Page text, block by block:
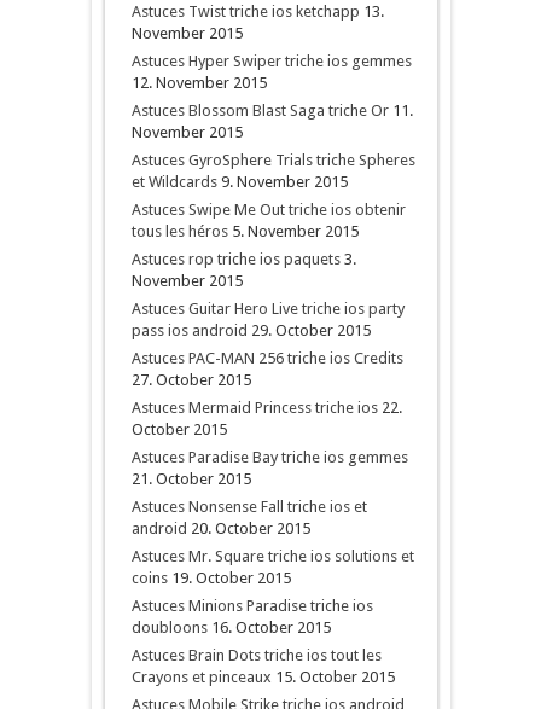
Astuces Twist triche ios ketchapp 13.
November 2015
Astuces Hyper Swiper triche ios gemmes
12. November 2015
Astuces Blossom Blast Saga triche Or 11.
November 2015
Astuces GyroSphere Trials triche Spheres
et Wildcards 9. November 2015
Astuces Swipe Me Out triche ios obtenir
tous les héros 5. November 2015
Astuces rop triche ios paquets 3.
November 2015
Astuces Guitar Hero Live triche ios party
pass ios android 29. October 2015
Astuces PAC-MAN 256 triche ios Credits
27. October 2015
Astuces Mermaid Princess triche ios 22.
October 2015
Astuces Paradise Bay triche ios gemmes
21. October 2015
Astuces Nonsense Fall triche ios et
android 20. October 2015
Astuces Mr. Square triche ios solutions et
coins 19. October 2015
Astuces Minions Paradise triche ios
doubloons 16. October 2015
Astuces Brain Dots triche ios tout les
Crayons et pinceaux 15. October 2015
Astuces Mobile Strike triche ios android